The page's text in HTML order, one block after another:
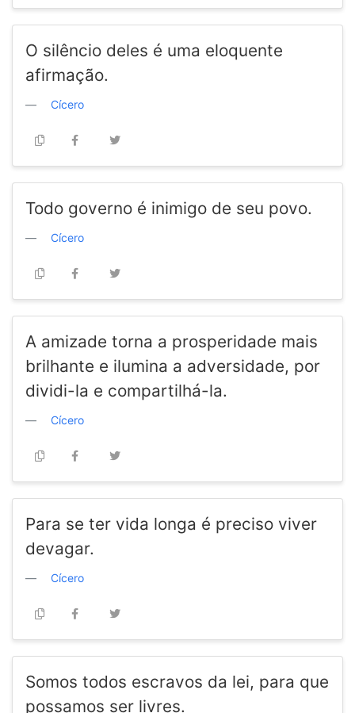
O silêncio deles é uma eloquente
afirmação.
Cícero
Todo governo é inimigo de seu povo.
Cícero
A amizade torna a prosperidade mais
brilhante e ilumina a adversidade, por
dividi-la e compartilhá-la.
Cícero
Para se ter vida longa é preciso viver
devagar.
Cícero
Somos todos escravos da lei, para que
possamos ser livres.